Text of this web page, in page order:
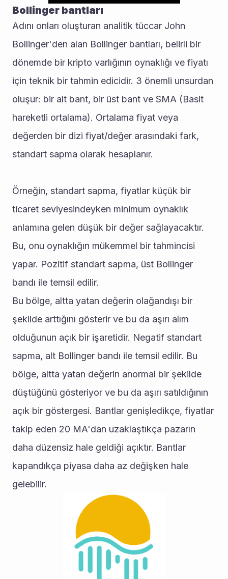
Bollinger bantları
Adını onları oluşturan analitik tüccar John
Bollinger'den alan Bollinger bantları, belirli bir
dönemde bir kripto varlığının oynaklığı ve fiyatı
için teknik bir tahmin edicidir. 3 önemli unsurdan
oluşur: bir alt bant, bir üst bant ve SMA (Basit
hareketli ortalama). Ortalama fiyat veya
değerden bir dizi fiyat/değer arasındaki fark,
standart sapma olarak hesaplanır.
Örneğin, standart sapma, fiyatlar küçük bir
ticaret seviyesindeyken minimum oynaklık
anlamına gelen düşük bir değer sağlayacaktır.
Bu, onu oynaklığın mükemmel bir tahmincisi
yapar. Pozitif standart sapma, üst Bollinger
bandı ile temsil edilir.
Bu bölge, altta yatan değerin olağandışı bir
şekilde arttığını gösterir ve bu da aşırı alım
olduğunun açık bir işaretidir. Negatif standart
sapma, alt Bollinger bandı ile temsil edilir. Bu
bölge, altta yatan değerin anormal bir şekilde
düştüğünü gösteriyor ve bu da aşırı satıldığının
açık bir göstergesi. Bantlar genişledikçe, fiyatlar
takip eden 20 MA'dan uzaklaştıkça pazarın
daha düzensiz hale geldiği açıktır. Bantlar
kapandıkça piyasa daha az değişken hale
gelebilir.